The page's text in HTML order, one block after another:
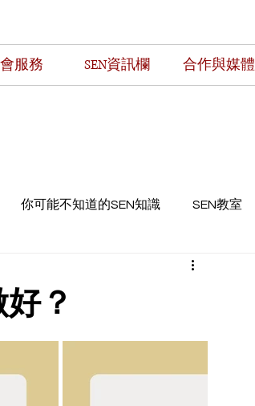
服務 SEN資訊欄 合作與媒體
你可能不知道的SEN知識 SEN教室
？